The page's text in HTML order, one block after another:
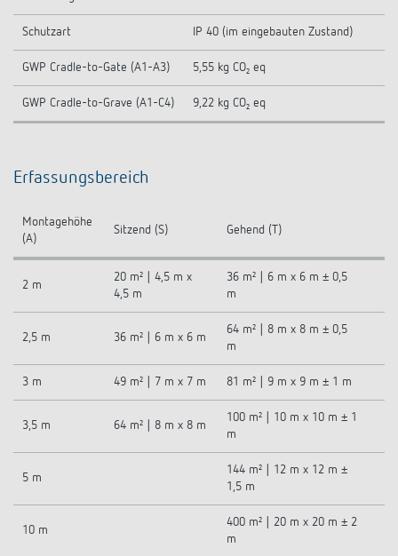
Schutzart IP 40 (im eingebauten Zustand)
GWP Cradle-to-Gate (A1-A3) 5,55 kg CO₂ eq
GWP Cradle-to-Grave (A1-C4) 9,22 kg CO₂ eq
Erfassungsbereich
Montagehöhe
(A)
Sitzend (S) Gehend (T)
2 m
20 m² | 4,5 m x
4,5 m
36 m² | 6 m x 6 m ± 0,5
m
2,5 m 36 m² | 6 m x 6 m
64 m² | 8 m x 8 m ± 0,5
m
3 m 49 m² | 7 m x 7 m 81 m² | 9 m x 9 m ± 1 m
3,5 m 64 m² | 8 m x 8 m
100 m² | 10 m x 10 m ± 1
m
5 m
144 m² | 12 m x 12 m ±
1,5 m
10 m
400 m² | 20 m x 20 m ± 2
m